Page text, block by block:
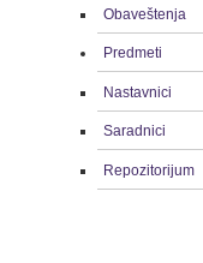
Obaveštenja
Predmeti
Nastavnici
Saradnici
Repozitorijum